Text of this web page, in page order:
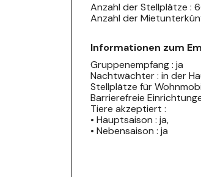
Anzahl der Stellplätze :
Anzahl der
Informationen zum
Gruppenempfang : ja
Nachtwächter : in der
Stellplätze für
Barrierefreie
Tiere akzeptiert :
• Hauptsaison : ja,
• Nebensaison : ja